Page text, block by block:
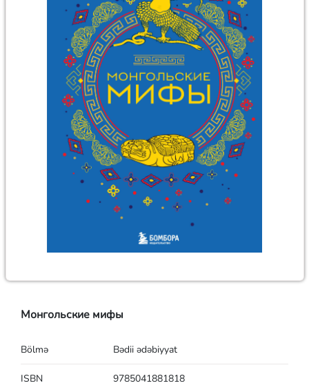
Монгольские мифы
Bölmə Bədii ədəbiyyat
ISBN 9785041881818